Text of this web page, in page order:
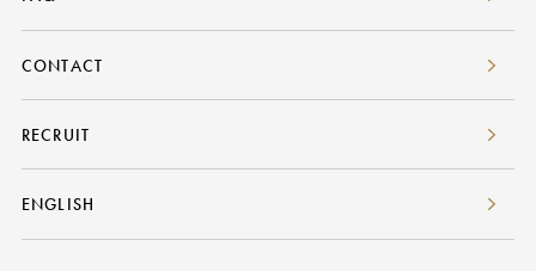
CONTACT
RECRUIT
ENGLISH